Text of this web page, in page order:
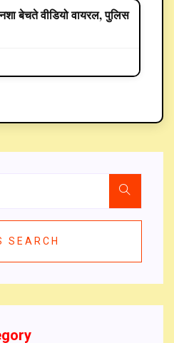
बेचते वीडियो वायरल, पुलिस
SEARCH